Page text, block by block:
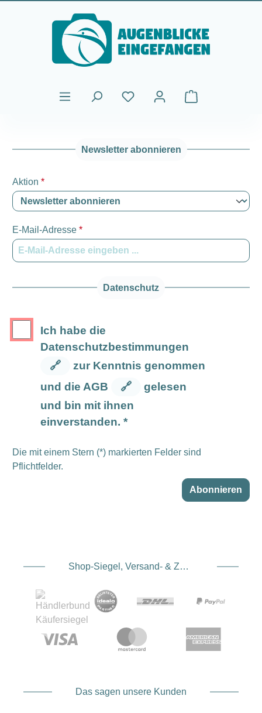
Zum Hauptinhalt springen
Warenkorb
Newsletter abonnieren
Aktion *
E-Mail-Adresse *
Datenschutz
Ich habe die
Datenschutzbestimmungen
🔗
zur Kenntnis genommen
und die AGB
🔗
gelesen
und bin mit ihnen
einverstanden. *
Die mit einem Stern (*) markierten Felder sind
Pflichtfelder.
Abonnieren
Shop-Siegel, Versand- & Zahlungsdienstleister
Das sagen unsere Kunden